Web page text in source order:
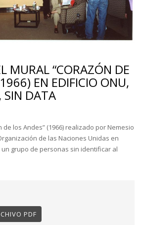
MURAL “CORAZÓN DE
EN EDIFICIO ONU,
SIN DATA
de los Andes” (1966) realizado por Nemesio
de las Naciones Unidas en
un grupo de personas sin identificar al
PDF